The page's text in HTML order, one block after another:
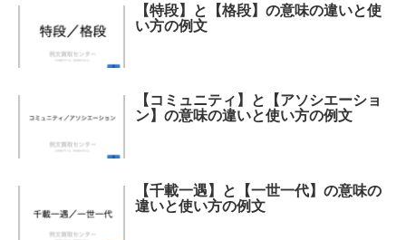
【特段】と【格段】の意味の違いと使
い方の例文
【コミュニティ】と【アソシエーショ
ン】の意味の違いと使い方の例文
【千載一遇】と【一世一代】の意味の
違いと使い方の例文